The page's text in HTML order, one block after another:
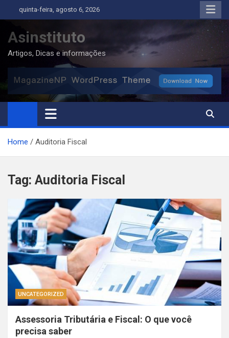
to
content
quinta-feira, agosto 6, 2026
Asinstituto
Artigos, Dicas e informações
Home Auditoria Fiscal
Tag: Auditoria Fiscal
UNCATEGORIZED
Assessoria Tributária e Fiscal: O que você
precisa saber